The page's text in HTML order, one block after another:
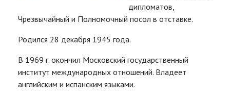
дипломатов,
Чрезвычайный и Полномочный посол в отставке.
Родился 28 декабря 1945 года.
В 1969 г. окончил Московский государственный
институт международных отношений. Владеет
английским и испанским языками.